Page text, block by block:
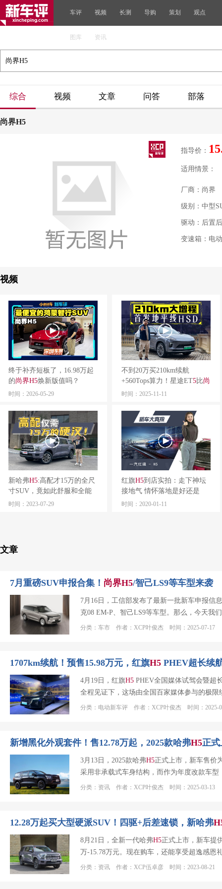
车评 视频 长测 导购 策划 观点
图库 资讯
综合 视频 文章 问答 部落
尚界H5
指导价：
适用情景：
厂商：尚界
级别：中型
驱动：后置
变速箱：电
视频
终于补齐短板了，16.98万起
的尚界H5焕新版值吗？
时间：2026-05-29
不到20万买210km续航
+560Tops算力！星途ET5比尚
界H 5 更值？
时间：2025-11-11
新哈弗H5:高配才15万的全尺
寸SUV，竟如此舒服和全能
时间：2023-07-29
红旗H5到店实拍：走下神坛
接地气 情怀落地是好还是
坏？
时间：2020-01-11
文章
7月重磅SUV申报合集！ 尚界H5/智己LS9等车型来袭
7月16日，工信部发布了最新一批新车申报信
克08 EM-P、智己LS9等车型。那么，今天我
分类：车市 作者：XCP叶俊杰 时间：2025-07-17
1707km续航！预售15.98万元，红旗H5 PHEV超长续
4月19日，红旗H5 PHEV全国媒体试驾会暨超
全程见证下，这场由全国百家媒体参与的极
分类：电动新车评 作者：XCP叶俊杰 时间：2025-
新增黑化外观套件！售12.78万起，2025款哈弗H5正式
3月13日，2025款哈弗H5正式上市，新车售价
采用非承载式车身结构，而作为年度改款车
分类：资讯 作者：XCP叶俊杰 时间：2025-03-13
12.28万起买大型硬派SUV！四驱+后差速锁，新哈弗H
8月21日，全新一代哈弗H5正式上市，新车提
万-15.78万元。现在购车，还能享受超逸感恩
分类：资讯 作者：XCP伍卓彦 时间：2023-08-21